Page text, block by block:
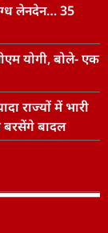
लेनदेन… 35
योगी, बोले- एक
राज्यों में भारी
बरसेंगे बादल